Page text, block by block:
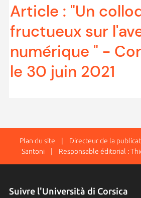
Article : "Un
fructueux sur
numérique " -
le 30 juin 2021
Plan du site | Directeur de la
Santoni | Responsable éditorial :
Suivre l'Università di Corsica